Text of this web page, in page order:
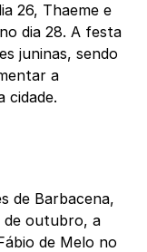
26, Thaeme e
dia 28. A festa
juninas, sendo
a
cidade.
de Barbacena,
de outubro, a
de Melo no